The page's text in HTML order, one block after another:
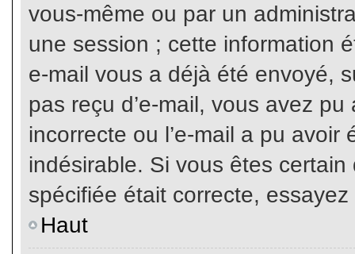
vous-même ou par un
une session ; cette information
e-mail vous a déjà été envoyé,
pas reçu d’e-mail, vous avez
incorrecte ou l’e-mail a pu
indésirable. Si vous êtes
spécifiée était correcte,
Haut